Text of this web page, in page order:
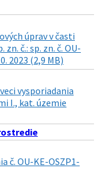
úprav v časti
č.: sp. zn. č. OU-
2023 (2,9 MB)
vysporiadania
I., kat. územie
č. OU-KE-OSZP1-